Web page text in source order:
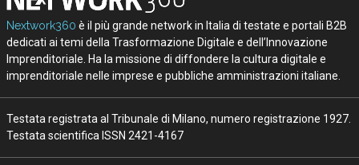
Nextwork360 è il più grande network in Italia di testate e portali B2B
dedicati ai temi della Trasformazione Digitale e dell’Innovazione
Imprenditoriale. Ha la missione di diffondere la cultura digitale e
imprenditoriale nelle imprese e pubbliche amministrazioni italiane.
Testata registrata al Tribunale di Milano, numero registrazione 1927.
Testata scientifica ISSN 2421-4167